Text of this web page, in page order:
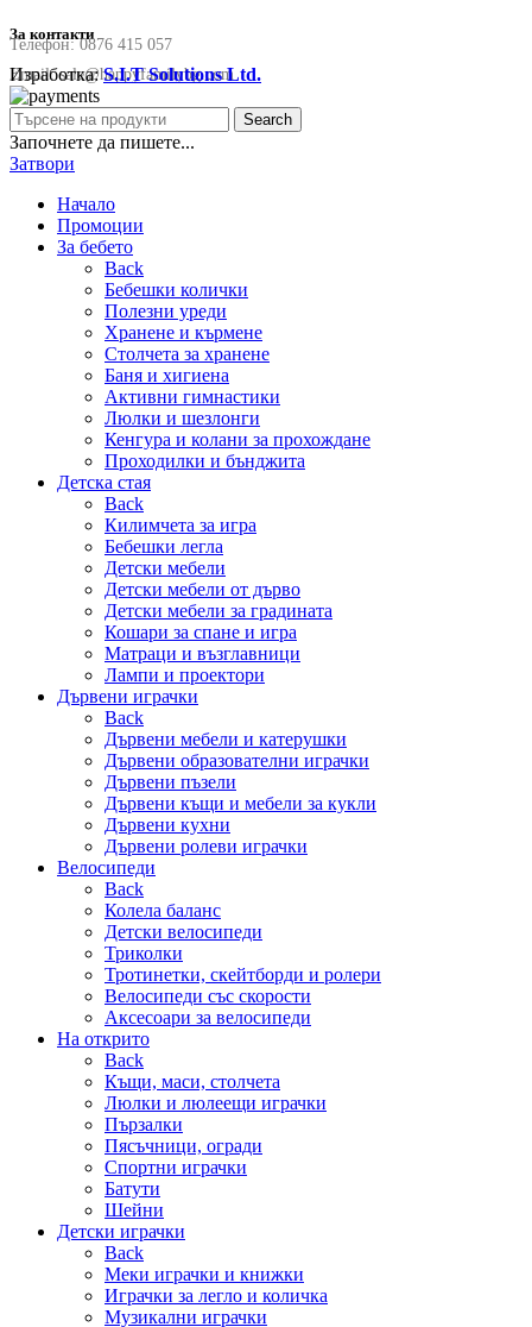
За контакти
Телефон:0876 415 057
Email:sale@happyfamilybg.com
Изработка:S.I.T Solutions Ltd.
Search
Започнете да пишете...
Затвори
Начало
Промоции
За бебето
Back
Бебешки колички
Полезни уреди
Хранене и кърмене
Столчета за хранене
Баня и хигиена
Активни гимнастики
Люлки и шезлонги
Кенгура и колани за прохождане
Проходилки и бънджита
Детска стая
Back
Килимчета за игра
Бебешки легла
Детски мебели
Детски мебели от дърво
Детски мебели за градината
Кошари за спане и игра
Матраци и възглавници
Лампи и проектори
Дървени играчки
Back
Дървени мебели и катерушки
Дървени образователни играчки
Дървени пъзели
Дървени къщи и мебели за кукли
Дървени кухни
Дървени ролеви играчки
Велосипеди
Back
Колела баланс
Детски велосипеди
Триколки
Тротинетки, скейтборди и ролери
Велосипеди със скорости
Аксесоари за велосипеди
На открито
Back
Къщи, маси, столчета
Люлки и люлеещи играчки
Пързалки
Пясъчници, огради
Спортни играчки
Батути
Шейни
Детски играчки
Back
Меки играчки и книжки
Играчки за легло и количка
Музикални играчки